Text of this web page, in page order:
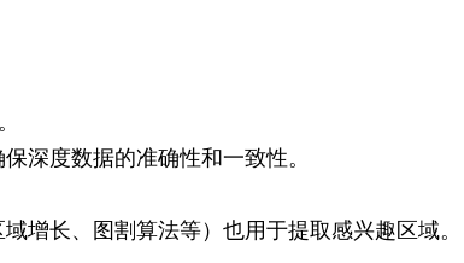
深度数据的准确性和一致性。
增长、图割算法等）也用于提取感兴趣区域。